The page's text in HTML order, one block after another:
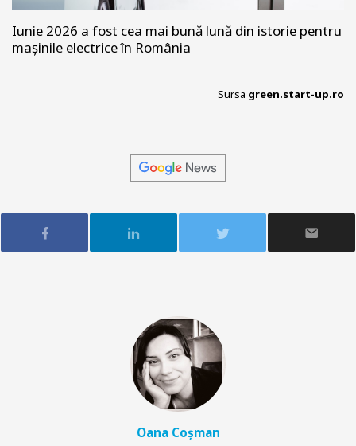
Iunie 2026 a fost cea mai bună lună din istorie pentru
mașinile electrice în România
Sursa green.start-up.ro
Oana Coșman